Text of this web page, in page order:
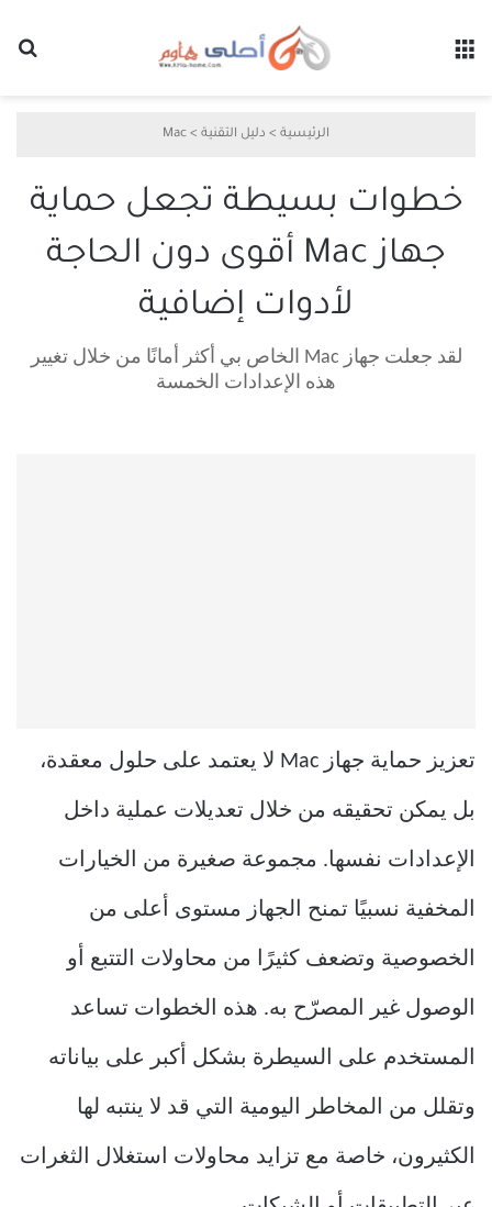
الرئيسية > دليل التقنية >
Mac
خطوات بسيطة تجعل حماية
جهاز Mac أقوى دون الحاجة
لأدوات إضافية
لقد جعلت جهاز Mac الخاص بي أكثر أمانًا من خلال تغيير
هذه الإعدادات الخمسة
تعزيز حماية جهاز Mac لا يعتمد على حلول معقدة،
بل يمكن تحقيقه من خلال تعديلات عملية داخل
الإعدادات نفسها. مجموعة صغيرة من الخيارات
المخفية نسبيًا تمنح الجهاز مستوى أعلى من
الخصوصية وتضعف كثيرًا من محاولات التتبع أو
الوصول غير المصرّح به. هذه الخطوات تساعد
المستخدم على السيطرة بشكل أكبر على بياناته
وتقلل من المخاطر اليومية التي قد لا ينتبه لها
الكثيرون، خاصة مع تزايد محاولات استغلال الثغرات